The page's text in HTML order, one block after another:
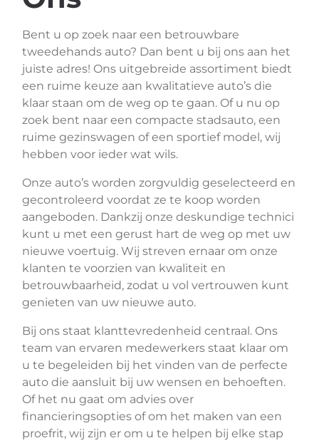
Bent u op zoek naar een betrouwbare
tweedehands auto? Dan bent u bij ons aan het
juiste adres! Ons uitgebreide assortiment biedt
een ruime keuze aan kwalitatieve auto’s die
klaar staan om de weg op te gaan. Of u nu op
zoek bent naar een compacte stadsauto, een
ruime gezinswagen of een sportief model, wij
hebben voor ieder wat wils.
Onze auto’s worden zorgvuldig geselecteerd en
gecontroleerd voordat ze te koop worden
aangeboden. Dankzij onze deskundige technici
kunt u met een gerust hart de weg op met uw
nieuwe voertuig. Wij streven ernaar om onze
klanten te voorzien van kwaliteit en
betrouwbaarheid, zodat u vol vertrouwen kunt
genieten van uw nieuwe auto.
Bij ons staat klanttevredenheid centraal. Ons
team van ervaren medewerkers staat klaar om
u te begeleiden bij het vinden van de perfecte
auto die aansluit bij uw wensen en behoeften.
Of het nu gaat om advies over
financieringsopties of om het maken van een
proefrit, wij zijn er om u te helpen bij elke stap